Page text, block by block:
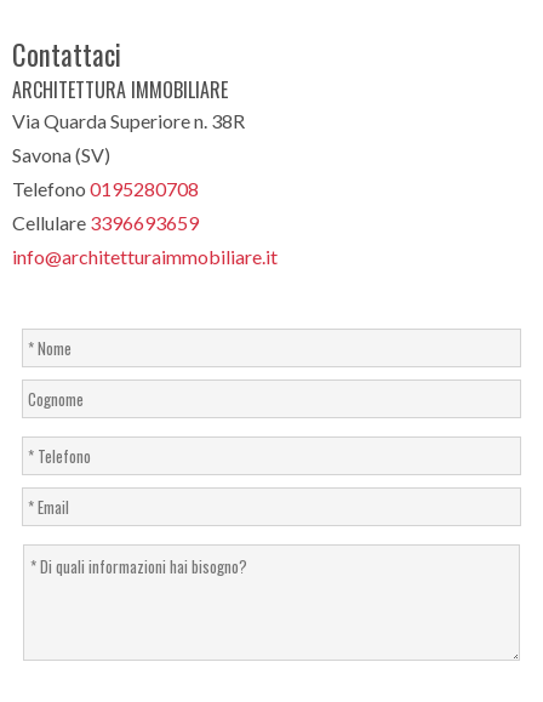
Contattaci
ARCHITETTURA IMMOBILIARE
Via Quarda Superiore n. 38R
Savona (SV)
Telefono 0195280708
Cellulare 3396693659
info@architetturaimmobiliare.it